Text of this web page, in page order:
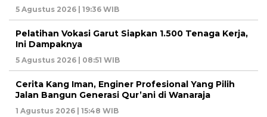
5 Agustus 2026 | 19:36 WIB
Pelatihan Vokasi Garut Siapkan 1.500 Tenaga Kerja,
Ini Dampaknya
5 Agustus 2026 | 08:51 WIB
Cerita Kang Iman, Enginer Profesional Yang Pilih
Jalan Bangun Generasi Qur’ani di Wanaraja
1 Agustus 2026 | 15:48 WIB